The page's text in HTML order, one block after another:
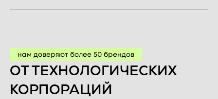
нам доверяют более 50 брендов
ОТ ТЕХНОЛОГИЧЕСКИХ
КОРПОРАЦИЙ